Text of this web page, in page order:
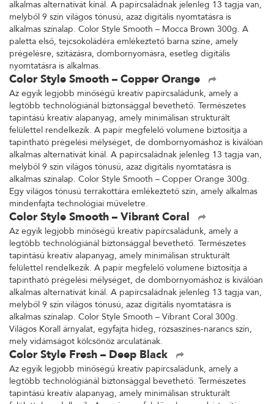
alkalmas alternatívát kínál. A papírcsaládnak jelenleg 13 tagja van,
melyből 9 szín világos tónusú, azaz digitális nyomtatásra is
alkalmas színalap. Color Style Smooth – Mocca Brown 300g. A
paletta első, tejcsokoládéra emlékeztető barna színe, amely
prégelésre, szitázásra, dombornyomásra, esetleg digitális
nyomtatásra is alkalmas.
Color Style Smooth – Copper Orange
Az egyik legjobb minőségű kreatív papírcsaládunk, amely a
legtöbb technológiánál biztonsággal bevethető. Természetes
tapintású kreatív alapanyag, amely minimálisan strukturált
felülettel rendelkezik. A papír megfelelő volumene biztosítja a
tapintható prégelési mélységet, de dombornyomáshoz is kiválóan
alkalmas alternatívát kínál. A papírcsaládnak jelenleg 13 tagja van,
melyből 9 szín világos tónusú, azaz digitális nyomtatásra is
alkalmas színalap. Color Style Smooth – Copper Orange 300g.
Egy világos tónusú terrakottára emlékeztető szín, amely alkalmas
mindenfajta technológiai műveletre.
Color Style Smooth – Vibrant Coral
Az egyik legjobb minőségű kreatív papírcsaládunk, amely a
legtöbb technológiánál biztonsággal bevethető. Természetes
tapintású kreatív alapanyag, amely minimálisan strukturált
felülettel rendelkezik. A papír megfelelő volumene biztosítja a
tapintható prégelési mélységet, de dombornyomáshoz is kiválóan
alkalmas alternatívát kínál. A papírcsaládnak jelenleg 13 tagja van,
melyből 9 szín világos tónusú, azaz digitális nyomtatásra is
alkalmas színalap. Color Style Smooth – Vibrant Coral 300g.
Világos Korall árnyalat, egyfajta hideg, rózsaszínes-narancs szín,
mely vidámságot kölcsönöz arculatának.
Color Style Fresh – Deep Black
Az egyik legjobb minőségű kreatív papírcsaládunk, amely a
legtöbb technológiánál biztonsággal bevethető. Természetes
tapintású kreatív alapanyag, amely minimálisan strukturált